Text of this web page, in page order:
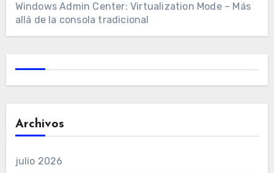
Windows Admin Center: Virtualization Mode – Más
allá de la consola tradicional
Archivos
julio 2026